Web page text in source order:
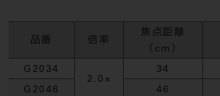
品番 倍率
焦点距離
（cm）
G2034
2.0×
34
G2046 46